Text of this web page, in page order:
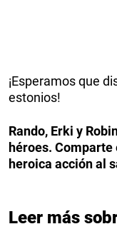
¡Esperamos que
estonios!
Rando, Erki y
héroes.
heroica acción al
Leer más